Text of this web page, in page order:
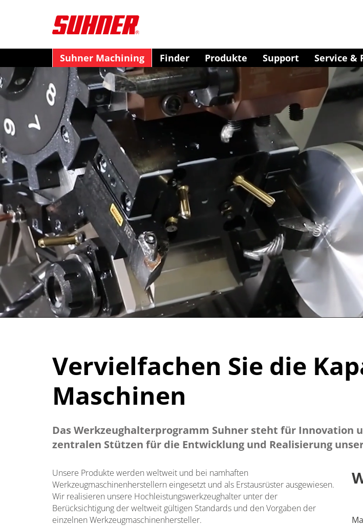
Suhner Machining Finder Produkte Support Service &
Vervielfachen Sie die
Maschinen
Das Werkzeughalterprogramm Suhner steht für Innovation
zentralen Stützen für die Entwicklung und Realisierung
Unsere Produkte werden weltweit und bei namhaften
Werkzeugmaschinenherstellern eingesetzt und als Erstausrüster ausgewiesen.
Wir realisieren unsere Hochleistungswerkzeughalter unter der
Berücksichtigung der weltweit gültigen Standards und den Vorgaben der
einzelnen Werkzeugmaschinenhersteller.